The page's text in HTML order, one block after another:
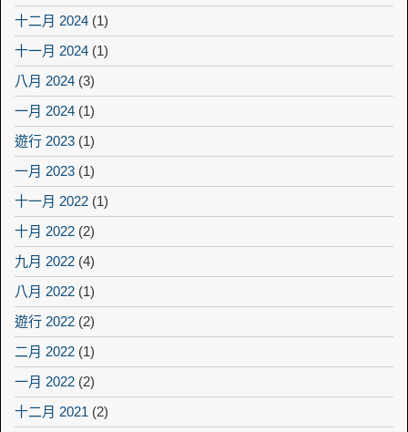
十二月 2024 (1)
十一月 2024 (1)
八月 2024 (3)
一月 2024 (1)
遊行 2023 (1)
一月 2023 (1)
十一月 2022 (1)
十月 2022 (2)
九月 2022 (4)
八月 2022 (1)
遊行 2022 (2)
二月 2022 (1)
一月 2022 (2)
十二月 2021 (2)